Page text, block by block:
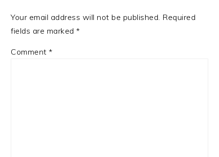
Your email address will not be published. Required
fields are marked*
Comment*